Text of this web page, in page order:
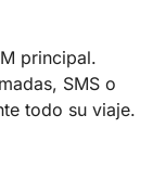
principal.
SMS o
todo su viaje.